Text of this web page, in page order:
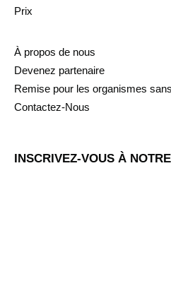
Prix
À propos de nous
Devenez partenaire
Remise pour les organismes
Contactez-Nous
INSCRIVEZ-VOUS À